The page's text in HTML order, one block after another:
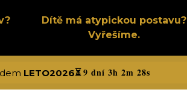
Dítě má atypickou postavu?
Vyřešíme.
LETO2026⏳9 dní 3h 2m 27s